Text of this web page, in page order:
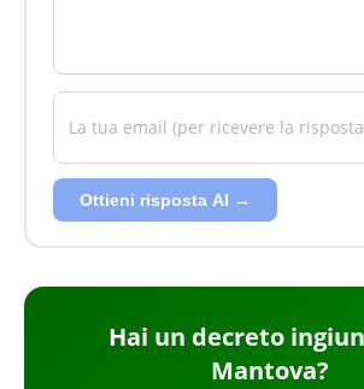
Ottieni risposta AI →
Hai un decreto
Mantova?